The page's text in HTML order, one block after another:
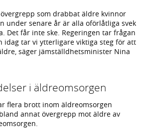
som drabbat äldre kvinnor
under senare år är alla oförlåtliga svek
Det får inte ske. Regeringen tar frågan
idag tar vi ytterligare viktiga steg för att
säger jämställdhetsminister Nina
i äldreomsorgen
flera brott inom äldreomsorgen
annat övergrepp mot äldre av